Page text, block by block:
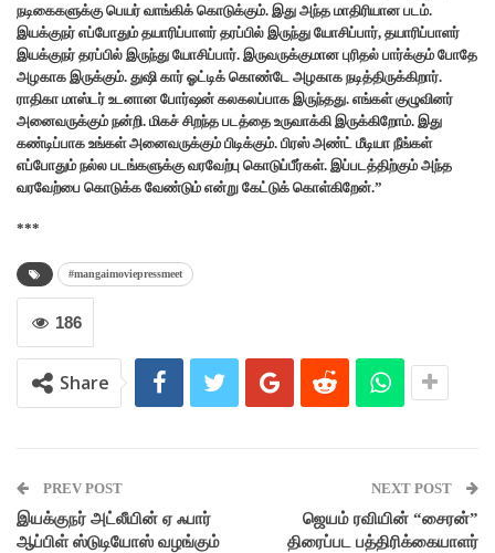
நடிகைகளுக்கு பெயர் வாங்கிக் கொடுக்கும். இது அந்த மாதிரியான படம்.
இயக்குநர் எப்போதும் தயாரிப்பாளர் தரப்பில் இருந்து யோசிப்பார், தயாரிப்பாளர்
இயக்குநர் தரப்பில் இருந்து யோசிப்பார். இருவருக்குமான புரிதல் பார்க்கும் போதே
அழகாக இருக்கும். துஷி கார் ஓட்டிக் கொண்டே அழகாக நடித்திருக்கிறார்.
ராதிகா மாஸ்டர் உடனான போர்ஷன் கலகலப்பாக இருந்தது. எங்கள் குழுவினர்
அனைவருக்கும் நன்றி. மிகச் சிறந்த படத்தை உருவாக்கி இருக்கிறோம். இது
கண்டிப்பாக உங்கள் அனைவருக்கும் பிடிக்கும். பிரஸ் அண்ட் மீடியா நீங்கள்
எப்போதும் நல்ல படங்களுக்கு வரவேற்பு கொடுப்பீர்கள். இப்படத்திற்கும் அந்த
வரவேற்பை கொடுக்க வேண்டும் என்று கேட்டுக் கொள்கிறேன்.”
***
#mangaimoviepressmeet
186
Share
PREV POST
இயக்குநர் அட்லீயின் ஏ ஃபார்
ஆப்பிள் ஸ்டுடியோஸ் வழங்கும்
NEXT POST
ஜெயம் ரவியின் “சைரன்”
திரைப்பட பத்திரிக்கையாளர்